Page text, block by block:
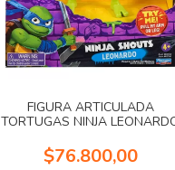
FIGURA ARTICULADA
TORTUGAS NINJA
$76.800,00